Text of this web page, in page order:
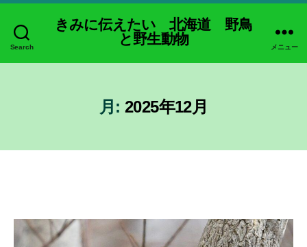
Search
きみに伝えたい 北海道 野鳥
と野生動物
メニュー
月: 2025年12月